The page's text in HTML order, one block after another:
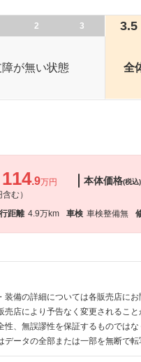
2 3 3.5
が無い状態 全
114.9万円
む）
本体価格(税込)
距離 4.9万km 車検 車検整備無
備の詳細については各販売店にお
店により予告なく変更されるこ
性、無誤謬性を保証するものでは
ータの全部または一部を無断で転